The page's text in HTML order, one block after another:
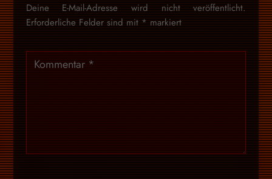
Deine E-Mail-Adresse wird nicht veröffentlicht.
Erforderliche Felder sind mit * markiert